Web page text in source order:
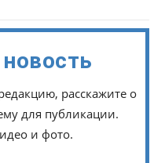
расскажите о
для публикации.
и фото.